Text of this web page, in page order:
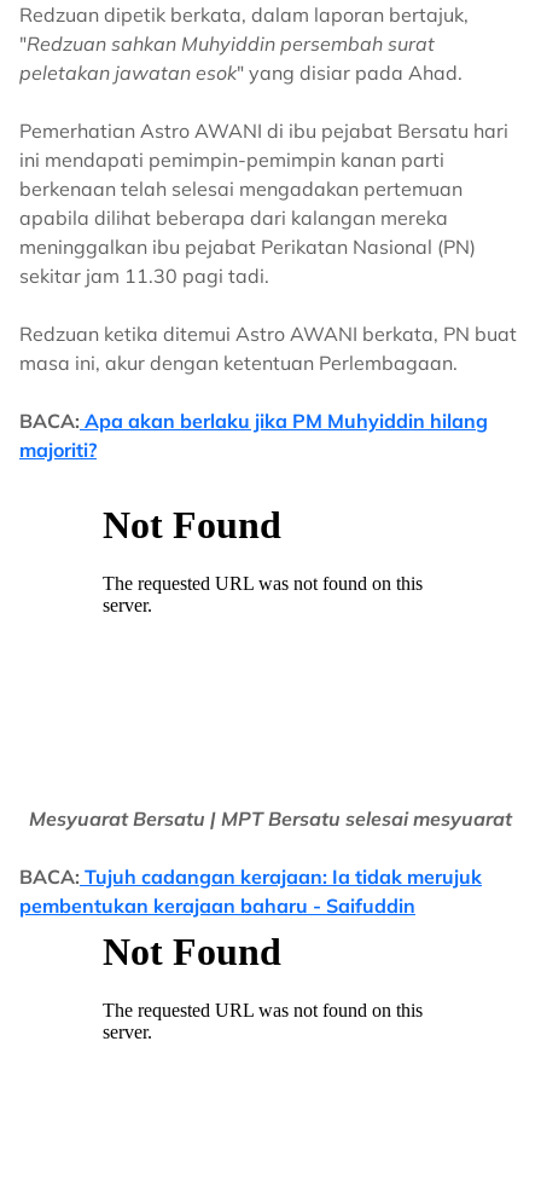
Redzuan dipetik berkata, dalam laporan bertajuk,
"Redzuan sahkan Muhyiddin persembah surat
peletakan jawatan esok" yang disiar pada Ahad.
Pemerhatian Astro AWANI di ibu pejabat Bersatu hari
ini mendapati pemimpin-pemimpin kanan parti
berkenaan telah selesai mengadakan pertemuan
apabila dilihat beberapa dari kalangan mereka
meninggalkan ibu pejabat Perikatan Nasional (PN)
sekitar jam 11.30 pagi tadi.
Redzuan ketika ditemui Astro AWANI berkata, PN buat
masa ini, akur dengan ketentuan Perlembagaan.
BACA: Apa akan berlaku jika PM Muhyiddin hilang
majoriti?
Mesyuarat Bersatu | MPT Bersatu selesai mesyuarat
BACA: Tujuh cadangan kerajaan: Ia tidak merujuk
pembentukan kerajaan baharu - Saifuddin